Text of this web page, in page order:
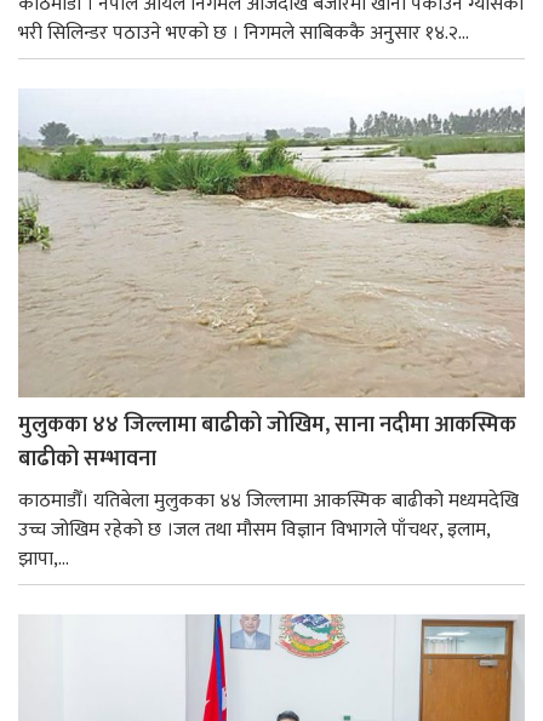
भरी सिलिन्डर पठाउने भएको छ । निगमले साबिककै अनुसार १४.२...
मुलुकका ४४ जिल्लामा बाढीको जोखिम, साना नदीमा आकस्मिक
बाढीको सम्भावना
काठमाडौँ। यतिबेला मुलुकका ४४ जिल्लामा आकस्मिक बाढीको मध्यमदेखि
उच्च जोखिम रहेको छ ।जल तथा मौसम विज्ञान विभागले पाँचथर, इलाम,
झापा,...